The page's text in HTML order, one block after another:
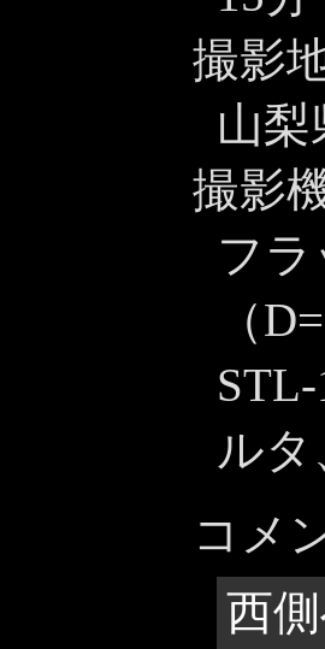
撮影
山梨
撮影
フ
（
ルタ
コメ
西